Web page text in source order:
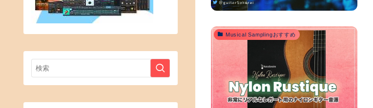
Musical Samplingおすすめ